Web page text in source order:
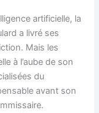
artificielle, la
a livré ses
Mais les
à l’aube de son
du
avant son